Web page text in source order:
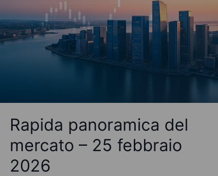
Rapida panoramica del
mercato – 25 febbraio
2026